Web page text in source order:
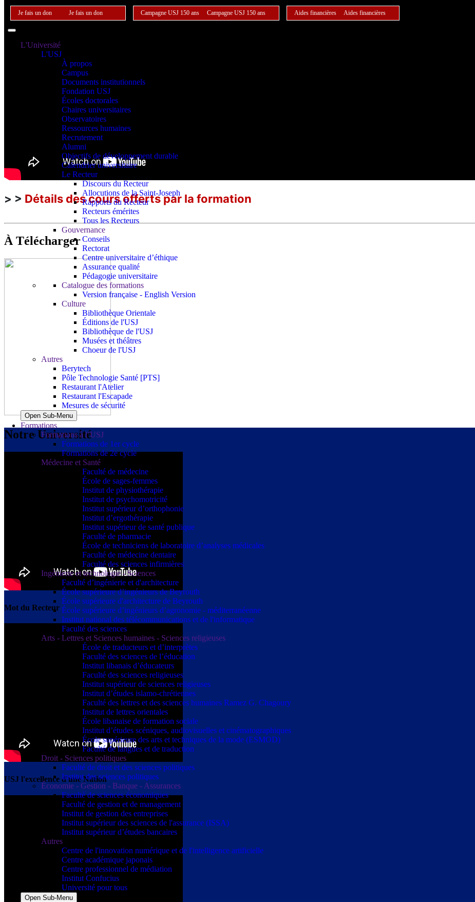
Je fais un don Je fais un don Campagne USJ 150 ans Campagne USJ 150 ans Aides financières Aides financières
L'Université
L'USJ
À propos
Campus
Documents institutionnels
Fondation USJ
Écoles doctorales
Chaires universitaires
Observatoires
Ressources humaines
Recrutement
Alumni
Objectifs de développement durable
Calendrier universitaire
Le Recteur
Discours du Recteur
Allocutions de la Saint-Joseph
Rapports du Recteur
Recteurs émérites
Tous les Recteurs
Gouvernance
Conseils
Rectorat
Centre universitaire d’éthique
Assurance qualité
Pédagogie universitaire
Catalogue des formations
Version française - English Version
Culture
Bibliothèque Orientale
Éditions de l'USJ
Bibliothèque de l'USJ
Musées et théâtres
Choeur de l'USJ
Autres
Berytech
Pôle Technologie Santé [PTS]
Restaurant l'Atelier
Restaurant l'Escapade
Mesures de sécurité
Open Sub-Menu
Formations
Formations à l’USJ
Formations de 1er cycle
Formations de 2e cycle
Médecine et Santé
Faculté de médecine
École de sages-femmes
Institut de physiothérapie
Institut de psychomotricité
Institut supérieur d’orthophonie
Institut d’ergothérapie
Institut supérieur de santé publique
Faculté de pharmacie
École de techniciens de laboratoire d’analyses médicales
Faculté de médecine dentaire
Faculté des sciences infirmières
Ingénierie et technologie - Sciences
Faculté d’ingénierie et d'architecture
École supérieure d’ingénieurs de Beyrouth
École supérieure d'architecture de Beyrouth
École supérieure d’ingénieurs d’agronomie - méditerranéenne
Institut national des télécommunications et de l'informatique
Faculté des sciences
Arts - Lettres et Sciences humaines - Sciences religieuses
École de traducteurs et d’interprètes
Faculté des sciences de l’éducation
Institut libanais d’éducateurs
Faculté des sciences religieuses
Institut supérieur de sciences religieuses
Institut d’études islamo-chrétiennes
Faculté des lettres et des sciences humaines Ramez G. Chagoury
Institut de lettres orientales
École libanaise de formation sociale
Institut d’études scéniques, audiovisuelles et cinématographiques
École supérieure des arts et techniques de la mode (ESMOD)
Faculté de langues et de traduction
Droit - Sciences politiques
Faculté de droit et des sciences politiques
Institut des sciences politiques
Économie - Gestion - Banque - Assurances
Faculté de sciences économiques
Faculté de gestion et de management
Institut de gestion des entreprises
Institut supérieur des sciences de l'assurance (ISSA)
Institut supérieur d’études bancaires
Autres
Centre de l'innovation numérique et de l'intelligence artificielle
Centre académique japonais
Centre professionnel de médiation
Institut Confucius
Université pour tous
Open Sub-Menu
> > Détails des cours offerts par la formation
À Télécharger
Notre Université
Mot du Recteur
USJ l'excellence d'une Nation